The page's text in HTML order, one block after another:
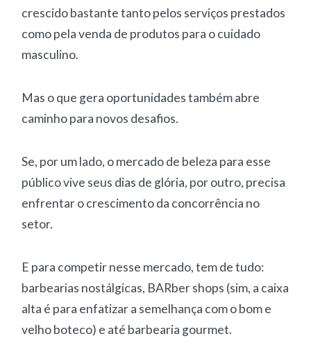
crescido bastante tanto pelos serviços prestados
como pela venda de produtos para o cuidado
masculino.
Mas o que gera oportunidades também abre
caminho para novos desafios.
Se, por um lado, o mercado de beleza para esse
público vive seus dias de glória, por outro, precisa
enfrentar o crescimento da concorrência no
setor.
E para competir nesse mercado, tem de tudo:
barbearias nostálgicas, BARber shops (sim, a caixa
alta é para enfatizar a semelhança com o bom e
velho boteco) e até barbearia gourmet.